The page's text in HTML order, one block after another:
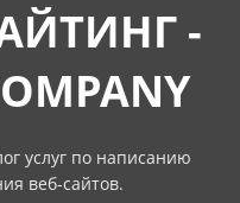
-
услуг по написанию
веб-сайтов.